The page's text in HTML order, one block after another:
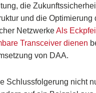
die
und die Optimierung
NetzwerkeAls
Transceiver dienen
von DAA.
Schlussfolgerung nicht